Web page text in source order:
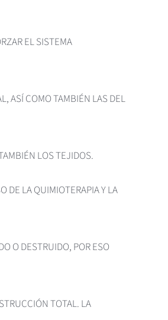
EL SISTEMA
ASÍ COMO TAMBIÉN LAS DEL
LOS TEJIDOS.
DE LA QUIMIOTERAPIA Y LA
O DESTRUIDO, POR ESO
TOTAL. LA